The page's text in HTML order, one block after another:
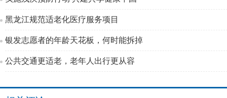
黑龙江规范适老化医疗服务项目
银发志愿者的年龄天花板，何时能拆掉
公共交通更适老，老年人出行更从容